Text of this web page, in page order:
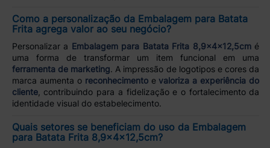
Como a personalização da Embalagem para Batata
Frita agrega valor ao seu negócio?
Personalizar a Embalagem para Batata Frita 8,9x4x12,5cmé
uma forma de transformar um item funcional em uma
ferramenta de marketing. A impressão de logotipos e cores da
marca aumenta o reconhecimentoevaloriza a experiência do
cliente, contribuindo para a fidelização e o fortalecimento da
identidade visual do estabelecimento.
Quais setores se beneficiam do uso da Embalagem
para Batata Frita 8,9x4x12,5cm?